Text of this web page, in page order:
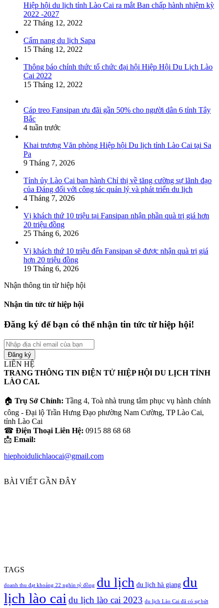
Hiệp hội du lịch tỉnh Lào Cai ra mắt Ban chấp hành nhiệm kỳ
2022 -2027
22 Tháng 12, 2022
Cẩm nang du lịch Sapa
15 Tháng 12, 2022
Thông báo chính thức tổ chức đại hội Hiệp Hội Du Lịch Lào
Cai 2022
15 Tháng 12, 2022
Cáp treo Fansipan ưu đãi gần 50% cho người dân 6 tỉnh Tây
Bắc
4 tuần trước
Khai trương Văn phòng Hiệp hội Du lịch tỉnh Lào Cai tại Sa
Pa
9 Tháng 7, 2026
Tỉnh ủy Lào Cai ban hành Chỉ thị về tăng cường sự lãnh đạo
của Đảng đối với công tác quản lý và phát triển du lịch
4 Tháng 7, 2026
Vị khách thứ 10 triệu tại Fansipan nhận phần quà trị giá hơn
20 triệu đồng
25 Tháng 6, 2026
Vị khách thứ 10 triệu đến Fansipan sẽ được nhận quà trị giá
hơn 20 triệu đồng
19 Tháng 6, 2026
Nhận thông tin từ hiệp hội
Nhận tin tức từ hiệp hội
Đăng ký để bạn có thể nhận tin tức từ hiệp hội!
Nhập
địa
chỉ
email
của
bạn
LIÊN HỆ
TRANG THÔNG TIN ĐIỆN TỬ HIỆP HỘI DU LỊCH TỈNH
LÀO CAI.
🏠 Trụ Sở Chính: Tầng 4, Toà nhà trung tâm phục vụ hành chính
công - Đại lộ Trần Hưng Đạo phường Nam Cường, TP Lào Cai,
tỉnh Lào Cai
☎ Điện Thoại Liên Hệ: 0915 88 68 68
📩 Email:
hiephoidulichlaocai@gmail.com
BÀI VIẾT GẦN ĐÂY
TAGS
doanh thu đạt khoảng 22 nghìn tỷ đồng du lịch du lịch hà giang du
lịch lào cai du lịch lào cai 2023 du lịch Lào Cai đã có sự bứt